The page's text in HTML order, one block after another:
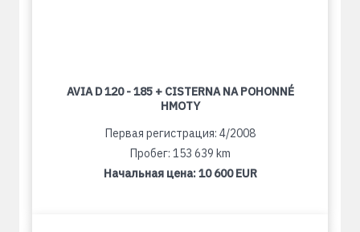
AVIA D 120 - 185 + CISTERNA NA POHONNÉ
HMOTY
Первая регистрация: 4/2008
Пробег: 153 639 km
Начальная цена:10 600 EUR